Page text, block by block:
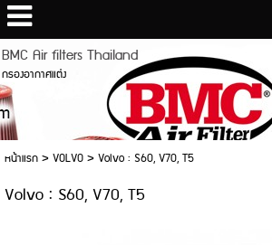
BMC Air filters Thailand
กรองอากาศแต่ง
หน้าแรก>VOLVO>Volvo : S60, V70, T5
Volvo : S60, V70, T5